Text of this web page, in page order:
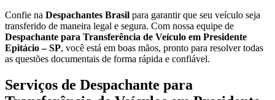
Confie na Despachantes Brasil para garantir que seu veículo seja
transferido de maneira legal e segura. Com nossa equipe de
Despachante para Transferência de Veículo em Presidente
Epitácio – SP, você está em boas mãos, pronto para resolver todas
as questões documentais de forma rápida e confiável.
Serviços de Despachante para